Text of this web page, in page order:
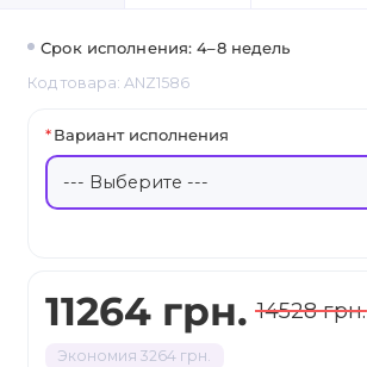
Срок исполнения: 4–8 недель
Код товара: ANZ1586
11264 грн. 14528 грн.
Экономия 3264 грн.
Вариант исполнения